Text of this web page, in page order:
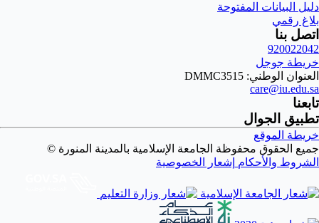
دليل البيانات المفتوحة
بلاغ رقمي
اتصل بنا
920022042
خريطة جوجل
العنوان الوطني: DMMC3515
care@iu.edu.sa
تابعنا
تطبيق الجوال
خريطة الموقع
جميع الحقوق محفوظة الجامعة الإسلامية بالمدينة المنورة ©
الشروط والأحكام إشعار الخصوصية